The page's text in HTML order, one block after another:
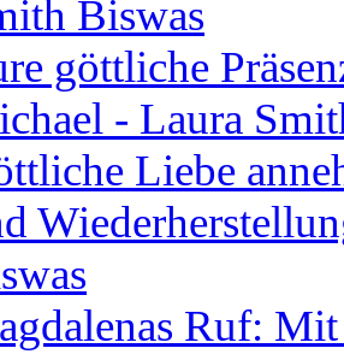
Biswas
göttliche
- Laura
Liebe
Ruf: